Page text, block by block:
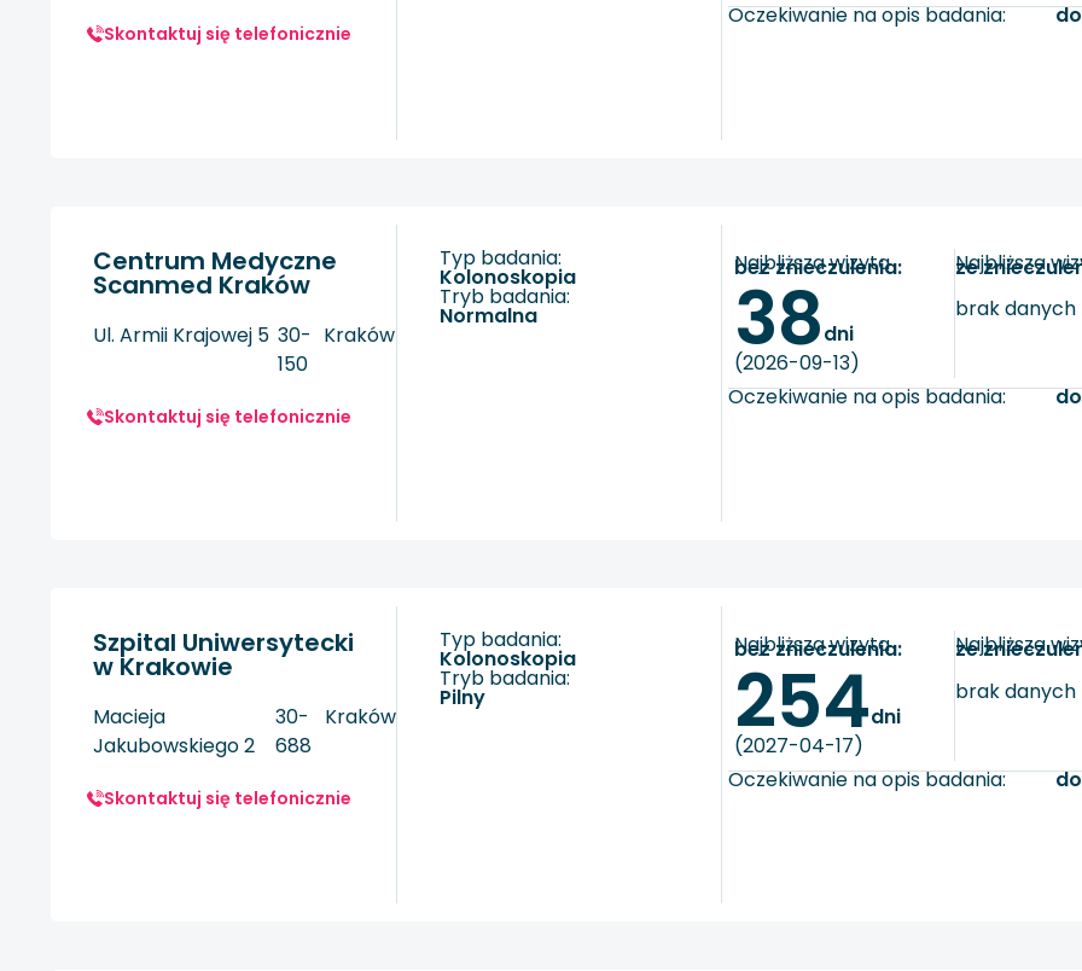
Skontaktuj się telefonicznie
Oczekiwanie na opis badania:
Centrum Medyczne
Scanmed Kraków
Ul. Armii Krajowej 5 30-
150
Kraków
Skontaktuj się telefonicznie
Typ badania:
kolonoskopia
Tryb badania:
Normalna
Najbliższa wizyta
bez znieczulenia:
38dni
(2026-09-13)
Najbliższa
ze
brak danych
Oczekiwanie na opis badania:
Szpital Uniwersytecki
w Krakowie
Macieja
Jakubowskiego 2
30-
688
Kraków
Skontaktuj się telefonicznie
Typ badania:
kolonoskopia
Tryb badania:
Pilny
Najbliższa wizyta
bez znieczulenia:
254dni
(2027-04-17)
Najbliższa
ze
brak danych
Oczekiwanie na opis badania: